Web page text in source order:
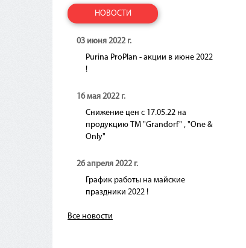
НОВОСТИ
03 июня 2022 г.
Purina ProPlan - акции в июне 2022
!
16 мая 2022 г.
Снижение цен с 17.05.22 на
продукцию ТМ "Grandorf" , "One &
Only"
26 апреля 2022 г.
График работы на майские
праздники 2022 !
Все новости